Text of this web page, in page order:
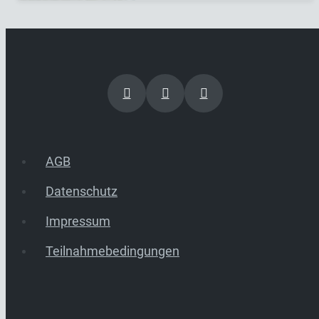
AGB
Datenschutz
Impressum
Teilnahmebedingungen